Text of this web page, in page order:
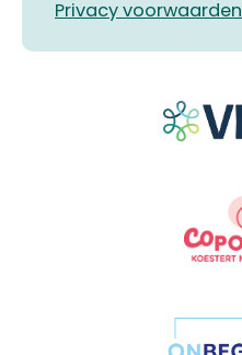
Privacy voorwaarden